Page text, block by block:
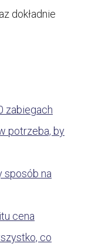
dokładnie
zabiegach
potrzeba, by
sposób na
cena
co